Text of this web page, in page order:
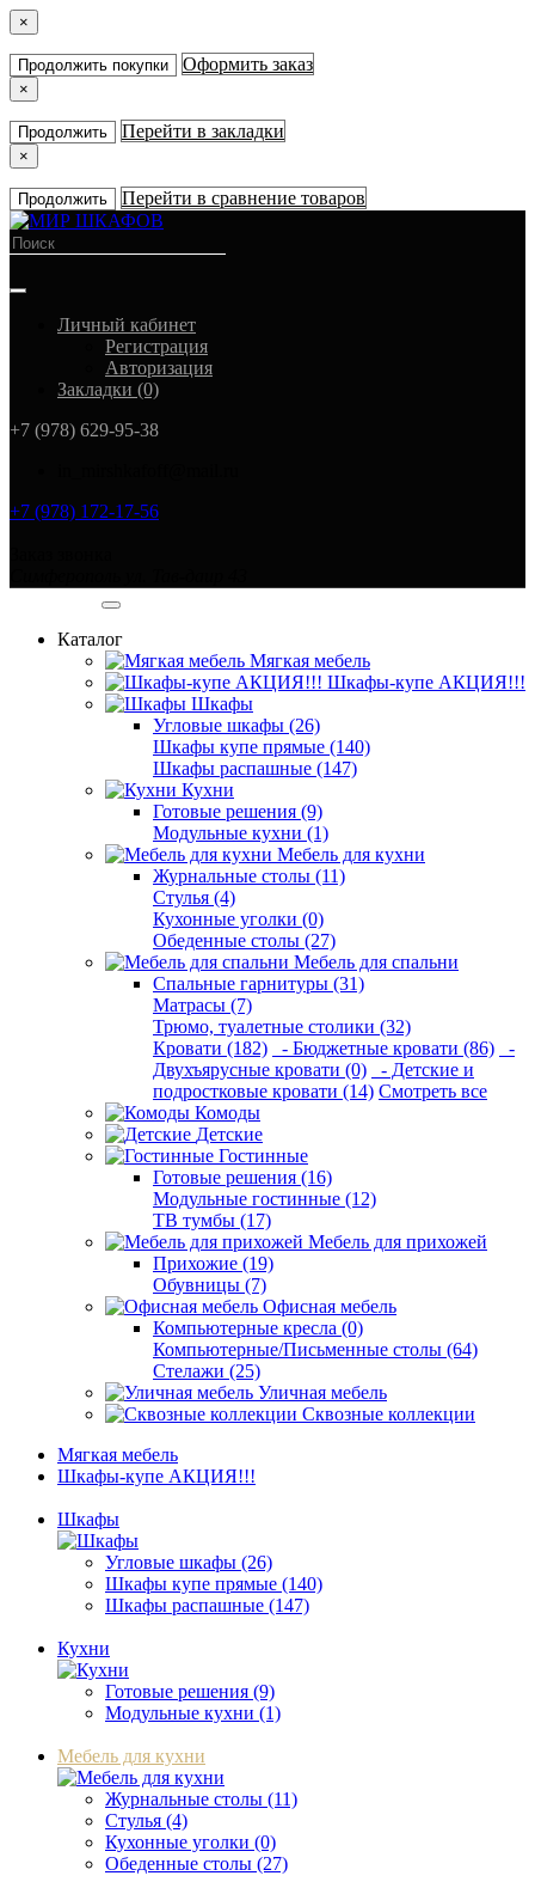
×
Продолжить покупки Оформить заказ
×
Продолжить Перейти в закладки
×
Продолжить Перейти в сравнение товаров
Личный кабинет
Регистрация
Авторизация
Закладки (0)
+7 (978) 629-95-38
+7 (978) 172-17-56
Каталог
Мягкая мебель
Шкафы-купе АКЦИЯ!!!
Шкафы
Угловые шкафы (26)
Шкафы купе прямые (140)
Шкафы распашные (147)
Кухни
Готовые решения (9)
Модульные кухни (1)
Мебель для кухни
Журнальные столы (11)
Стулья (4)
Кухонные уголки (0)
Обеденные столы (27)
Мебель для спальни
Спальные гарнитуры (31)
Матрасы (7)
Трюмо, туалетные столики (32)
Кровати (182)
- Бюджетные кровати (86)
-
Двухъярусные кровати (0)
- Детские и
подростковые кровати (14) Смотреть все
Комоды
Детские
Гостинные
Готовые решения (16)
Модульные гостинные (12)
ТВ тумбы (17)
Мебель для прихожей
Прихожие (19)
Обувницы (7)
Офисная мебель
Компьютерные кресла (0)
Компьютерные/Письменные столы (64)
Стелажи (25)
Уличная мебель
Сквозные коллекции
Мягкая мебель
Шкафы-купе АКЦИЯ!!!
Шкафы
Угловые шкафы (26)
Шкафы купе прямые (140)
Шкафы распашные (147)
Кухни
Готовые решения (9)
Модульные кухни (1)
Мебель для кухни
Журнальные столы (11)
Стулья (4)
Кухонные уголки (0)
Обеденные столы (27)